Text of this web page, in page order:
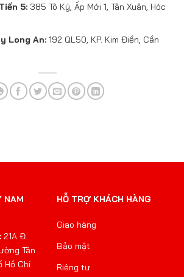
5: 385 Tô Ký, Ấp Mới 1, Tân Xuân, Hóc
Long An: 192 QL50, KP. Kim Điền, Cần
NAM
21A Đ.
Tân
Hồ Chí
HỖ TRỢ KHÁCH HÀNG
Giao hàng
Bảo mật
Riêng tư